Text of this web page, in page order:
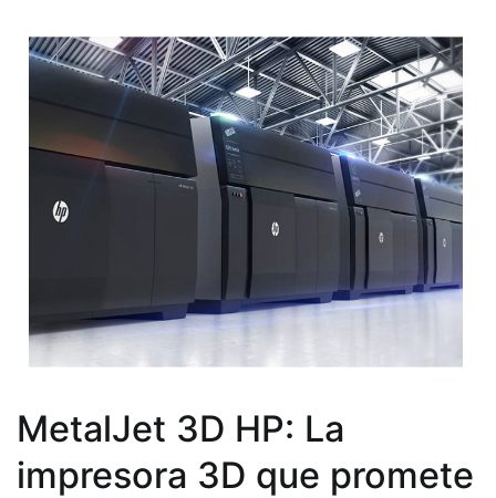
MetalJet 3D HP: La
impresora 3D que promete